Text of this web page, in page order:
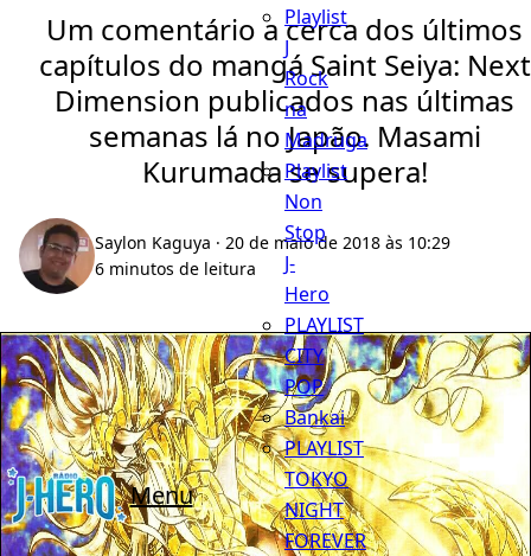
Menu
Playlist
J
Rock
na
Madruga
Playlist
Non
Stop
J-
Hero
PLAYLIST
CITY
POP
Bankai
PLAYLIST
TOKYO
NIGHT
FOREVER
Um comentário a cerca dos últimos
capítulos do mangá Saint Seiya: Next
Dimension publicados nas últimas
semanas lá no Japão. Masami
Kurumada se supera!
Saylon Kaguya · 20 de maio de 2018 às 10:29
6 minutos de leitura